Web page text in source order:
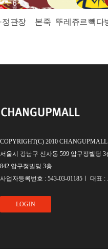
장 본죽 뚜레쥬르 빽다방
COPYRIGHT(C) 2010 CHANGUPMALL
서울시 강남구 신사동 599 압구정빌딩
842 압구정빌딩 3층
사업자등록번호 : 543-03-01185ㅣ 대표 :
LOGIN